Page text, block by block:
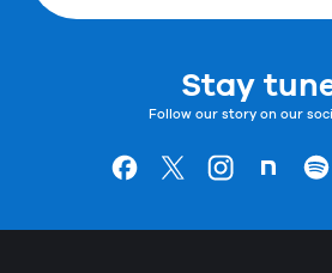
Stay
Follow our story on our
Goodpatchの
ページ
Goodpatchの
ページ
Goodpatchの
ページ ページ